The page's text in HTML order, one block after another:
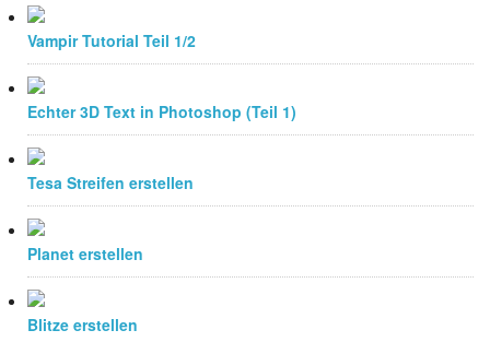
Vampir Tutorial Teil 1/2
Echter 3D Text in Photoshop (Teil 1)
Tesa Streifen erstellen
Planet erstellen
Blitze erstellen